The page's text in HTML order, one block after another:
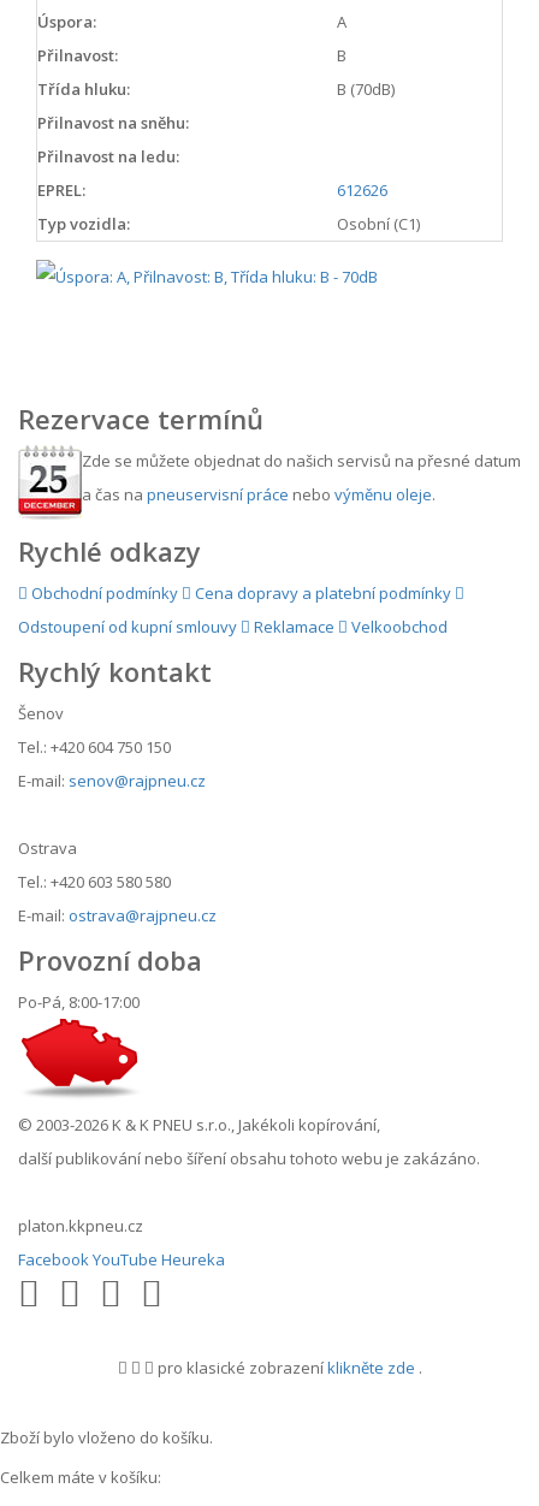
Úspora:
A
Přilnavost:
B
Třída hluku:
B (70dB)
Přilnavost na sněhu:
Přilnavost na ledu:
EPREL:
612626
Typ vozidla:
Osobní (C1)
Rezervace termínů
Zde se můžete objednat do našich servisů na přesné datum
a čas na pneuservisní práce nebo výměnu oleje.
Rychlé odkazy
Obchodní podmínky
Cena dopravy a platební podmínky
Odstoupení od kupní smlouvy
Reklamace Velkoobchod
Rychlý kontakt
Šenov
Tel.: +420 604 750 150
E-mail: senov@rajpneu.cz
Ostrava
Tel.: +420 603 580 580
E-mail: ostrava@rajpneu.cz
Provozní doba
Po-Pá, 8:00-17:00
© 2003-2026 K & K PNEU s.r.o., Jakékoli kopírování,
další publikování nebo šíření obsahu tohoto webu je zakázáno.
platon.kkpneu.cz
FacebookYouTube Heureka
pro klasické zobrazeníklikněte zde .
Zboží bylo vloženo do košíku.
Celkem máte v košíku: